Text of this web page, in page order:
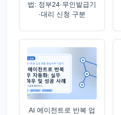
법: 정부24·무인발급기
·대리 신청 구분
AI 에이전트로 반복 업